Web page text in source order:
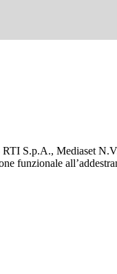
S.p.A., Mediaset
funzionale